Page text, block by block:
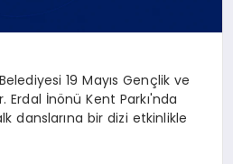
19 Mayıs Gençlik ve
Erdal İnönü Kent Parkı'nda
danslarına bir dizi etkinlikle